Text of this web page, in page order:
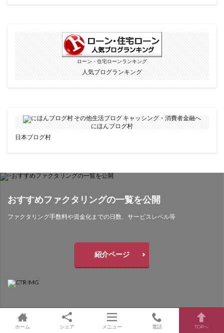
ローン・住宅ローンランキング
人気ブログランキング
にほんブログ村
日本ブログ村
おすすめファクタリングの一覧を公開
ファクタリング手数料や資金化までの日数、サービスレベル等
紹介ページ
ホーム シェア メニュー 電話 TOPへ